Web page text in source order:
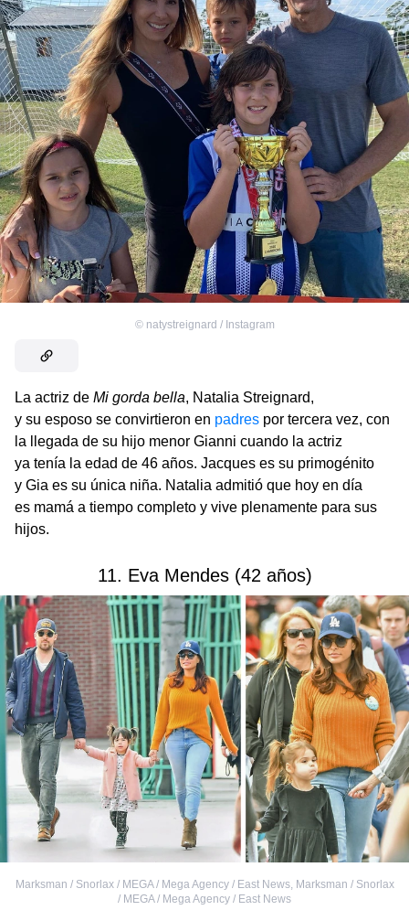
© natystreignard / Instagram
La actriz de Mi gorda bella, Natalia Streignard,
y su esposo se convirtieron en padres por tercera vez, con
la llegada de su hijo menor Gianni cuando la actriz
ya tenía la edad de 46 años. Jacques es su primogénito
y Gia es su única niña. Natalia admitió que hoy en día
es mamá a tiempo completo y vive plenamente para sus
hijos.
11. Eva Mendes (42 años)
Marksman / Snorlax / MEGA / Mega Agency / East News, Marksman / Snorlax
/ MEGA / Mega Agency / East News